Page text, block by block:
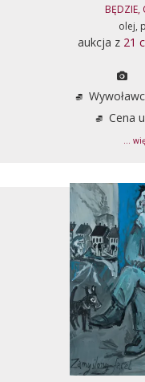
BĘDZIE,
olej,
aukcja z 21
Cena
...